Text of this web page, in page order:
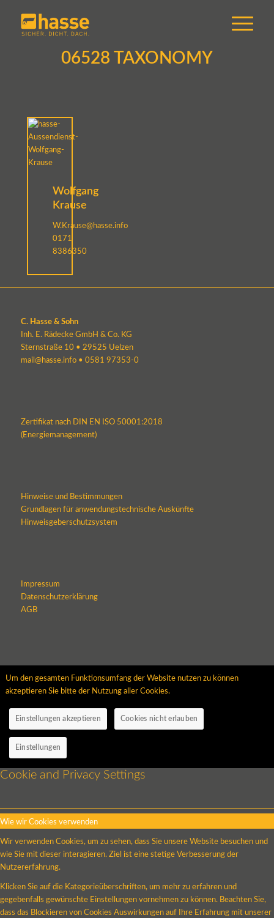
06528 TAXONOMY
Wolfgang
Krause
W.Krause@hasse.info
0171
8386350
C. Hasse & Sohn
Inh. E. Rädecke GmbH & Co. KG
Sternstraße 10 • 29525 Uelzen
mail@hasse.info• 0581 97353-0
Zertifikat nach DIN EN ISO 50001:2018
(Energiemanagement)
Hinweise und Bestimmungen
Grundlagen für anwendungstechnische Auskünfte
Hinweisgeberschutzsystem
Impressum
Datenschutzerklärung
AGB
Um den gesamten Funktionsumfang der Website nutzen zu können
akzeptieren Sie bitte der Nutzung aller Cookies.
Einstellungen akzeptieren Cookies nicht erlauben
Einstellungen
Cookie and Privacy Settings
Wie wir Cookies verwenden
Wir verwenden Cookies, um zu sehen, dass Sie unsere Website besuchen und
wie Sie mit dieser interagieren. Ziel ist eine stetige Verbesserung der
Nutzererfahrung.
Klicken Sie auf die Kategorieüberschriften, um mehr zu erfahren und
gegebenfalls gewünschte Einstellungen vornehmen zu können. Beachten Sie,
dass das Blockieren von Cookies Auswirkungen auf Ihre Erfahrung mit unserer